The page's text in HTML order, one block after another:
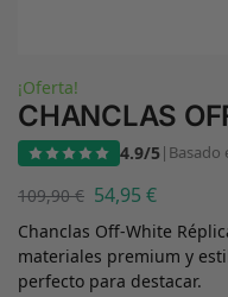
¡Oferta!
CHANCLAS
4.9/5| Basado
109,90€ 54,95 €
Chanclas Off-White
materiales premium y
perfecto para destacar.